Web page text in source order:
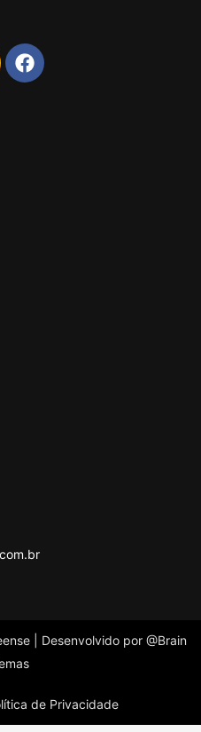
| Desenvolvido por @Brain
de Privacidade